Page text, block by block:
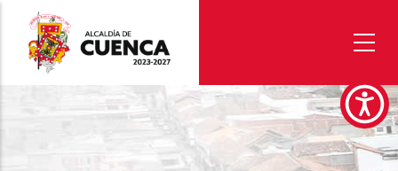
contenido
principal